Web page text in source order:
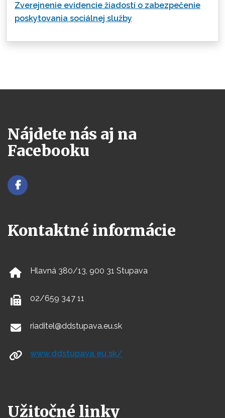
Zverejnenie evidencie žiadostí o zabezpečenie
poskytovania sociálnej služby
Nájdete nás aj na
Facebooku
Kontaktné informácie
Hlavná 380/13, 900 31 Stupava
02/659 347 11
riaditel@ddstupava.eu.sk
www.ddstupava.eu.sk/
Užitočné linky